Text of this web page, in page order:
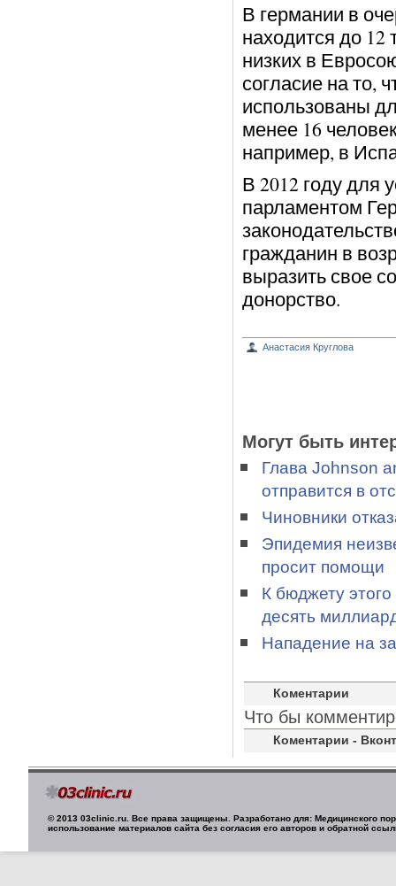
В германии в
находится до
низких в
согласие на то,
использованы
менее 16
например, в
В 2012 году для
парламентом
гражданин в
выразить свое
донорство.
Анастасия Круглова
Могут быть
Глава Johnson
отправится в
Чиновники
Эпидемия
просит помощи
К бюджету
десять
Нападение на
Коментарии
Что бы
Коментарии -
© 2013 03clinic.ru. Все права защищены. Разработано для: Медицинского
использование материалов сайта без согласия его авторов и обратной